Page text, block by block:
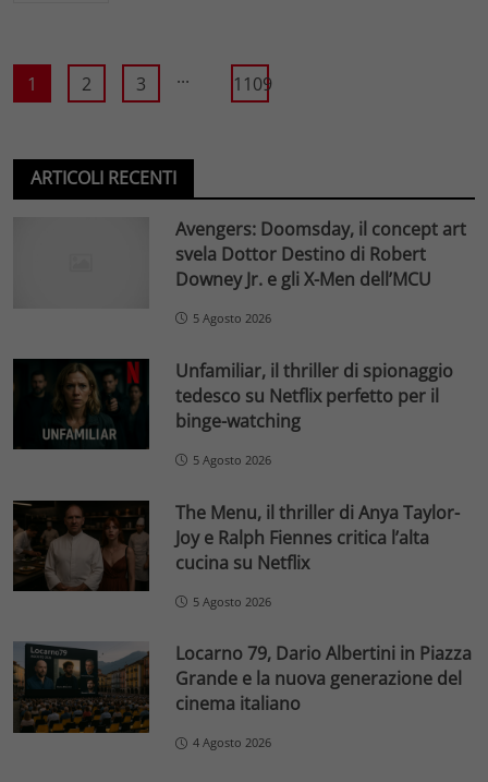
1 2 3 ... 1109
ARTICOLI RECENTI
Avengers: Doomsday, il concept art
svela Dottor Destino di Robert
Downey Jr. e gli X-Men dell’MCU
5 Agosto 2026
Unfamiliar, il thriller di spionaggio
tedesco su Netflix perfetto per il
binge-watching
5 Agosto 2026
The Menu, il thriller di Anya Taylor-
Joy e Ralph Fiennes critica l’alta
cucina su Netflix
5 Agosto 2026
Locarno 79, Dario Albertini in Piazza
Grande e la nuova generazione del
cinema italiano
4 Agosto 2026